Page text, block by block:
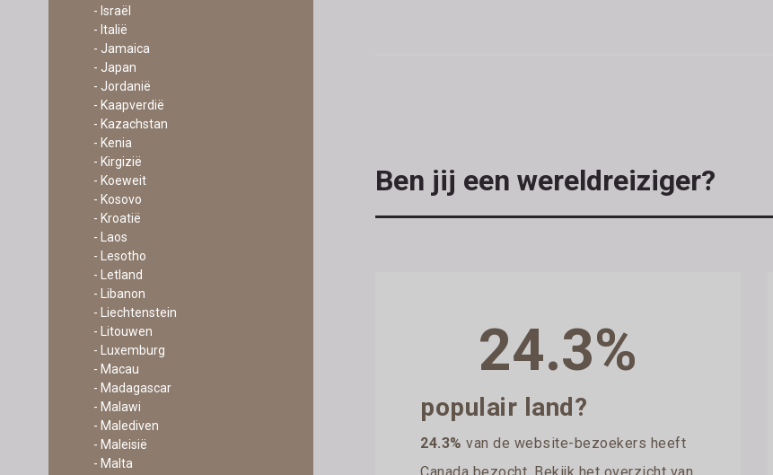
- Israël
- Italië
- Jamaica
- Japan
- Jordanië
- Kaapverdië
- Kazachstan
- Kenia
- Kirgizië
- Koeweit
- Kosovo
- Kroatië
- Laos
- Lesotho
- Letland
- Libanon
- Liechtenstein
- Litouwen
- Luxemburg
- Macau
- Madagascar
- Malawi
- Malediven
- Maleisië
- Malta
Ben jij een wereldreiziger?
24.3%
populair land?
24.3% van de website-bezoekers heeft